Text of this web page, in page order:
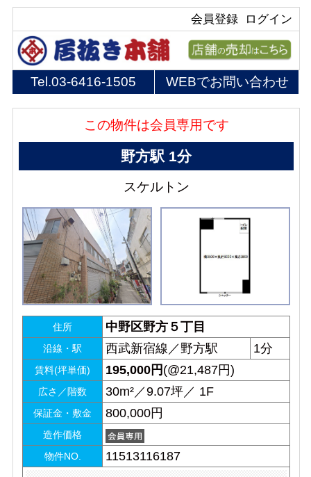
ログイン
会員登録
Tel.03-6416-1505 WEBでお問い合わせ
この物件は会員専用です
野方駅 1分
スケルトン
住所 中野区野方５丁目
沿線・駅 西武新宿線／野方駅 1分
賃料(坪単価) 195,000円 (@21,487円)
広さ／階数 30m²／9.07坪／ 1F
保証金・敷金 800,000円
造作価格
物件NO.
11513116187